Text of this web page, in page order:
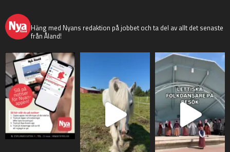
Häng med Nyans redaktion på jobbet och ta del av allt det senaste
från Åland!